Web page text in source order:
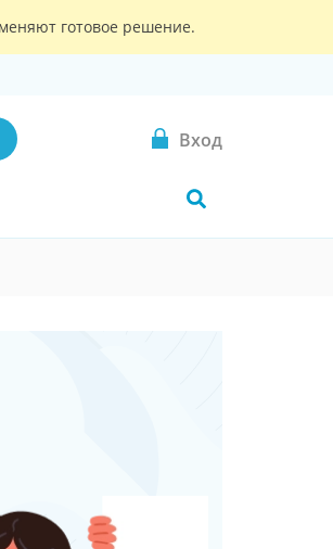
готовое решение.
Вход